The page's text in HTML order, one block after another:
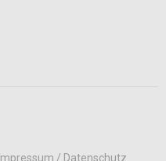
Impressum / Datenschutz